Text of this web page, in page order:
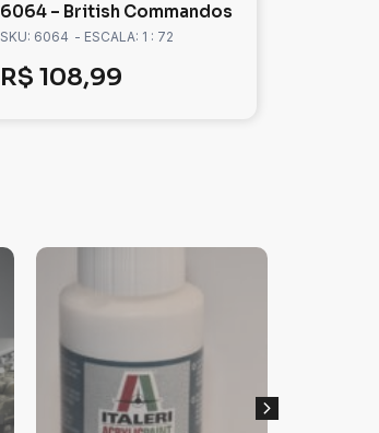
6064 – British Commandos
SKU: 6064 - ESCALA: 1 : 72
R$ 108,99